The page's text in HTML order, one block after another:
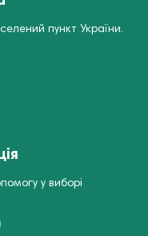
пункт України.
у виборі